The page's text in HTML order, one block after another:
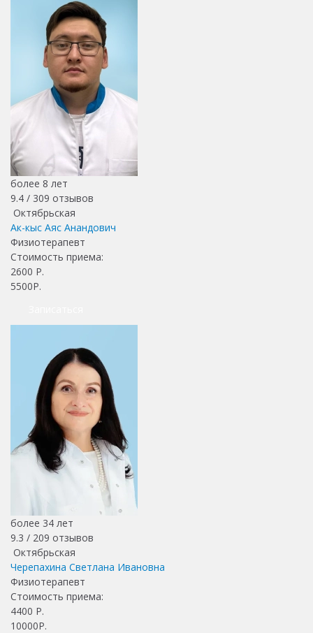
более 8 лет
9.4 / 309 отзывов
Октябрьская
Ак-кыс Аяс Анандович
Физиотерапевт
Стоимость приема:
2600 Р.
5500Р.
более 34 лет
9.3 / 209 отзывов
Октябрьская
Черепахина Светлана Ивановна
Физиотерапевт
Стоимость приема:
4400 Р.
10000Р.